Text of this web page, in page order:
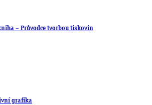
– Průvodce tvorbou tiskovin
grafika